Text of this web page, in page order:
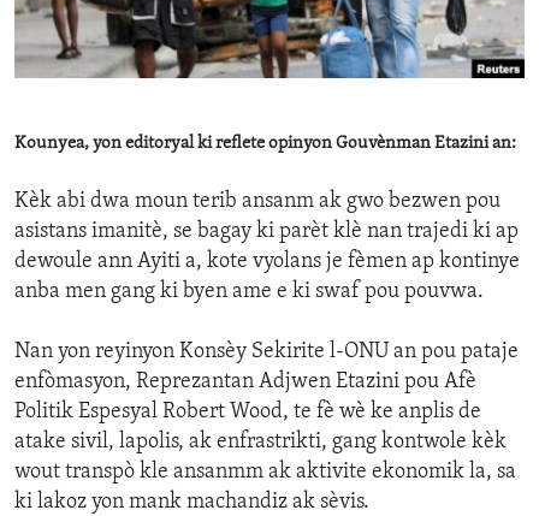
ENVIRONMENT AND HEALTH
IDEALS AND INSTITUTIONS
Kounyea, yon editoryal ki reflete opinyon Gouvènman Etazini an:
Kèk abi dwa moun terib ansanm ak gwo bezwen pou
asistans imanitè, se bagay ki parèt klè nan trajedi ki ap
dewoule ann Ayiti a, kote vyolans je fèmen ap kontinye
anba men gang ki byen ame e ki swaf pou pouvwa.
Nan yon reyinyon Konsèy Sekirite l-ONU an pou pataje
enfòmasyon, Reprezantan Adjwen Etazini pou Afè
Politik Espesyal Robert Wood, te fè wè ke anplis de
atake sivil, lapolis, ak enfrastrikti, gang kontwole kèk
wout transpò kle ansanmm ak aktivite ekonomik la, sa
ki lakoz yon mank machandiz ak sèvis.